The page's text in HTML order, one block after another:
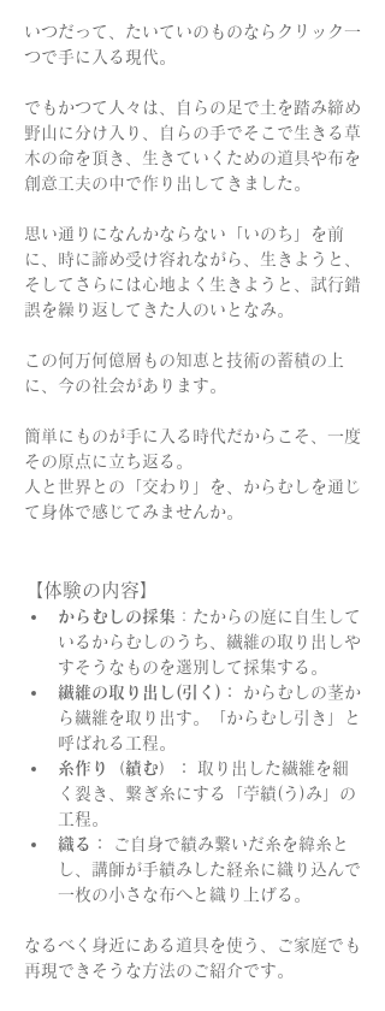
いつだって、たいていのものならクリック一
つで手に入る現代。
でもかつて人々は、自らの足で土を踏み締め
野山に分け入り、自らの手でそこで生きる草
木の命を頂き、生きていくための道具や布を
創意工夫の中で作り出してきました。
思い通りになんかならない「いのち」を前
に、時に諦め受け容れながら、生きようと、
そしてさらには心地よく生きようと、試行錯
誤を繰り返してきた人のいとなみ。
この何万何億層もの知恵と技術の蓄積の上
に、今の社会があります。
簡単にものが手に入る時代だからこそ、一度
その原点に立ち返る。
人と世界との「交わり」を、からむしを通じ
て身体で感じてみませんか。
【体験の内容】
からむしの採集 ：たからの庭に自生して
いるからむしのうち、繊維の取り出しや
すそうなものを選別して採集する。
繊維の取り出し(引く)：
からむしの茎か
ら繊維を取り出す。「からむし引き」と
呼ばれる工程。
糸作り（績む）：
取り出した繊維を細
く裂き、繋ぎ糸にする「苧績(う)み」の
工程。
織る：
ご自身で績み繋いだ糸を緯糸と
し、講師が手績みした経糸に織り込んで
一枚の小さな布へと織り上げる。
なるべく身近にある道具を使う、ご家庭でも
再現できそうな方法のご紹介です。